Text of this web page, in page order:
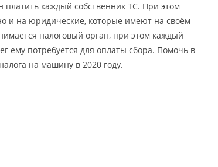
платить каждый собственник ТС. При этом
и на юридические, которые имеют на своём
налоговый орган, при этом каждый
ему потребуется для оплаты сбора. Помочь в
на машину в 2020 году.